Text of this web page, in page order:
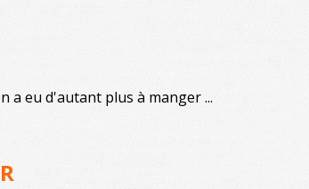
a eu d'autant plus à manger ...